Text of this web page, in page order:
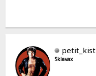
petit_kist
Sklavax